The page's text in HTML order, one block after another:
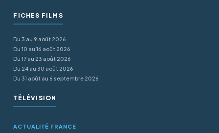
FICHES FILMS
Du 3 au 9 août 2026
Du 10 au 16 août 2026
Du 17 au 23 août 2026
Du 24 au 30 août 2026
Du 31 août au 6 septembre 2026
TÉLÉVISION
ACTUALITÉ FRANCE